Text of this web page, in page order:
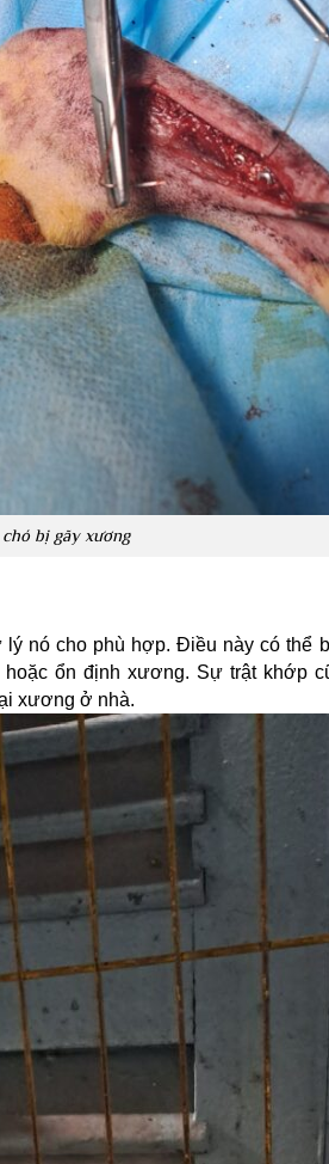
bị gãy xương
nó cho phù hợp. Điều này có thể
hoặc ổn định xương. Sự trật khớp
xương ở nhà.